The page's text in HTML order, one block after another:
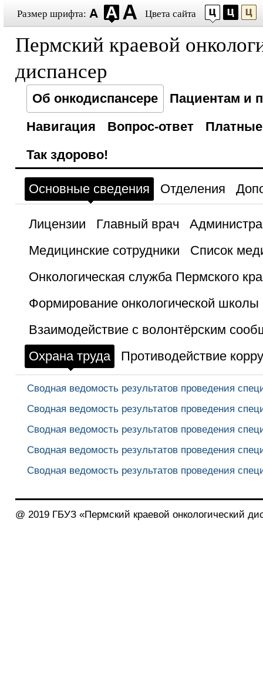
Размер шрифта: Цвета сайта
Пермский краевой
диспансер
Об онкодиспансере
Пациентам и
Навигация
Вопрос-ответ
Платные
Так здорово!
Основные сведения Отделения
Лицензии Главный врач
Медицинские сотрудники
Список
Онкологическая служба Пермского
Формирование онкологической школы
Взаимодействие с волонтёрским
Охрана труда
Противодействие
Сводная ведомость результатов проведения
Сводная ведомость результатов проведения
Сводная ведомость результатов проведения
Сводная ведомость результатов проведения
Сводная ведомость результатов проведения
@ 2019 ГБУЗ «Пермский краевой онкологический